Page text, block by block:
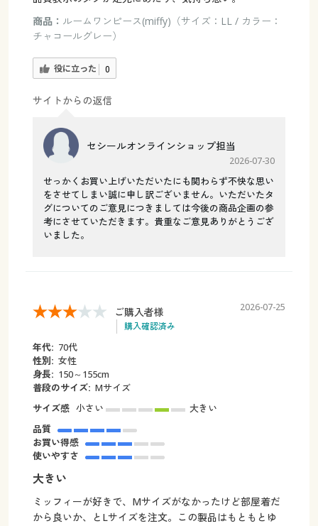
商品： ルームワンピース(miffy)（サイズ：LL / カラー：
チャコールグレー）
役に立った 0
サイトからの返信
セシールオンラインショップ担当
2026-07-30
せっかくお買い上げいただいたにも関わらず不快な思い
をさせてしまい誠に申し訳ございません。いただいたタ
グについてのご意見につきましては今後の商品企画の参
考にさせていただきます。貴重なご意見ありがとうござ
いました。
ご購入者様
購入確認済み
2026-07-25
年代: 70代
性別: 女性
身長: 150～155cm
普段のサイズ: Mサイズ
サイズ感 小さい
大きい
品質
お買い得感
使いやすさ
大きい
ミッフィーが好きで、Mサイズがなかったけど部屋着だ
から良いか、とLサイズを注文。この製品はもともとゆ